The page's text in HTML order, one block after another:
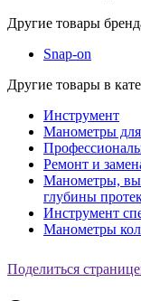
Другие товары
Snap-on
Другие товары в
Инструмент
Манометры для
Ремонт и
Манометры,
глубины
Инструмент
Манометры
Поделиться